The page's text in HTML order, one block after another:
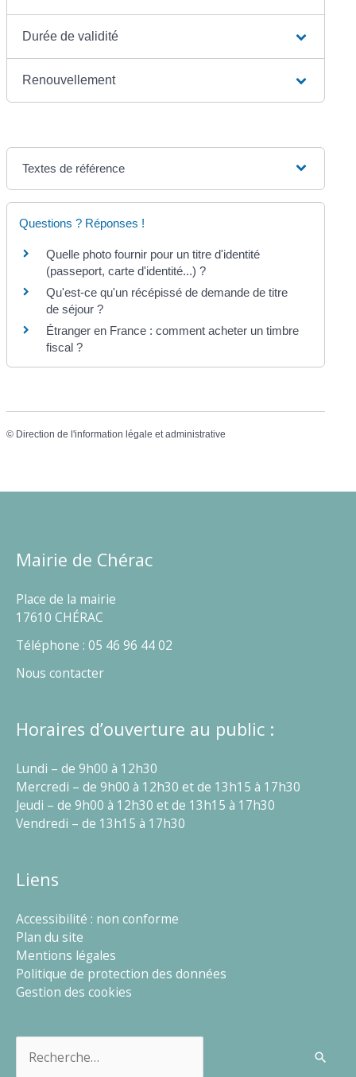
Durée de validité
Renouvellement
Textes de référence
Questions ? Réponses !
Quelle photo fournir pour un titre d'identité
(passeport, carte d'identité...) ?
Qu'est-ce qu'un récépissé de demande de titre
de séjour ?
Étranger en France : comment acheter un timbre
fiscal ?
© Direction de l'information légale et administrative
Mairie de Chérac
Place de la mairie
17610 CHÉRAC
Téléphone : 05 46 96 44 02
Nous contacter
Horaires d’ouverture au public :
Lundi – de 9h00 à 12h30
Mercredi – de 9h00 à 12h30 et de 13h15 à 17h30
Jeudi – de 9h00 à 12h30 et de 13h15 à 17h30
Vendredi – de 13h15 à 17h30
Liens
Accessibilité : non conforme
Plan du site
Mentions légales
Politique de protection des données
Gestion des cookies